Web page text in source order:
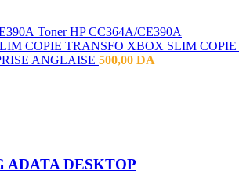
Toner HP CC364A/CE390A
TRANSFO XBOX SLIM COPIE
ANGLAISE 500,00 DA
ADATA DESKTOP